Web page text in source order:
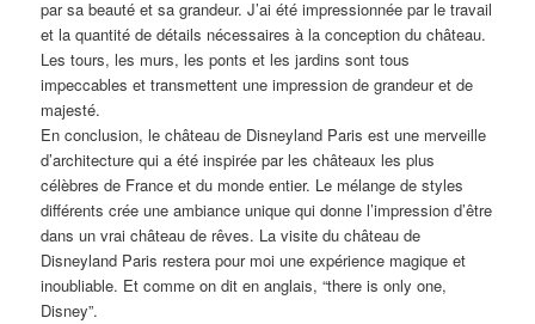
par sa beauté et sa grandeur. J’ai été impressionnée par le travail
et la quantité de détails nécessaires à la conception du château.
Les tours, les murs, les ponts et les jardins sont tous
impeccables et transmettent une impression de grandeur et de
majesté.
En conclusion, le château de Disneyland Paris est une merveille
d’architecture qui a été inspirée par les châteaux les plus
célèbres de France et du monde entier. Le mélange de styles
différents crée une ambiance unique qui donne l’impression d’être
dans un vrai château de rêves. La visite du château de
Disneyland Paris restera pour moi une expérience magique et
inoubliable. Et comme on dit en anglais, “there is only one,
Disney”.